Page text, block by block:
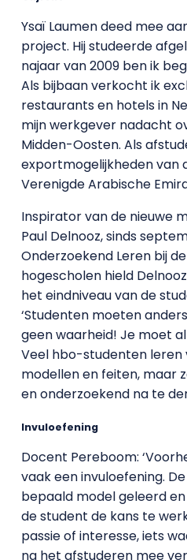
Ysaï Laumen deed mee
project. Hij studeerde
najaar van 2009 ben ik
Als bijbaan verkocht ik
restaurants en hotels in
mijn werkgever nadacht
Midden-Oosten. Als
exportmogelijkheden van
Verenigde Arabische
Inspirator van de nieuwe
Paul Delnooz, sinds
Onderzoekend Leren bij
hogescholen hield
het eindniveau van de
‘Studenten moeten
geen waarheid! Je moet
Veel hbo-studenten leren
modellen en feiten, maar
en onderzoekend na te
Invuloefening
Docent Pereboom:
vaak een invuloefening.
bepaald model geleerd
de student de kans te
passie of interesse, iets
na het afstuderen mee